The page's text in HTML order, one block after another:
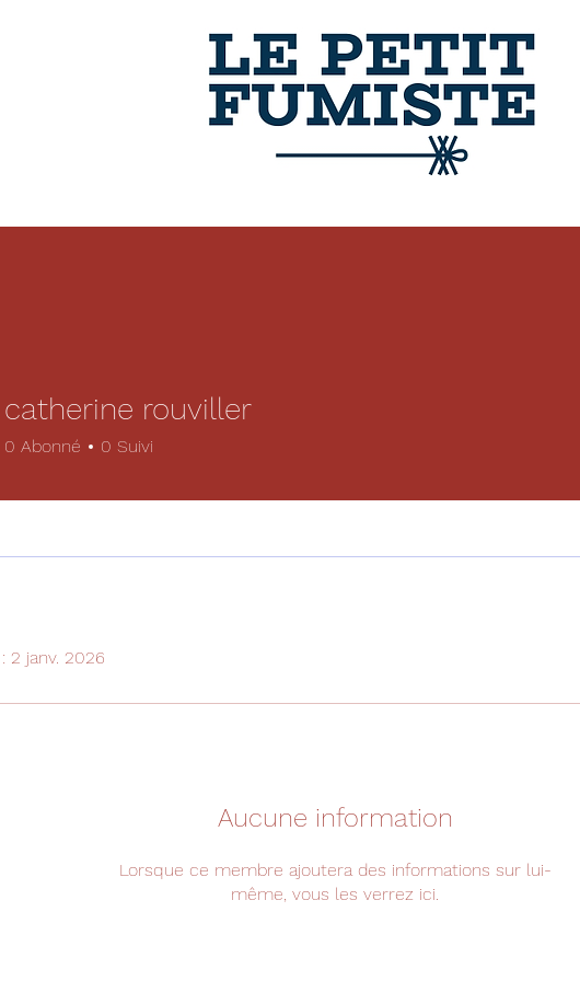
catherine rouviller
0 Abonné 0 Suivi
2 janv. 2026
Aucune information
Lorsque ce membre ajoutera des informations sur lui-
même, vous les verrez ici.